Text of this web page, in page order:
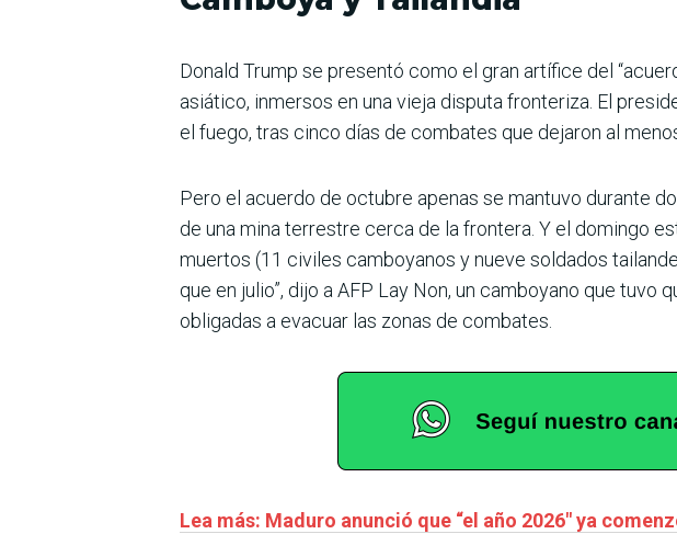
Donald Trump se presentó como el gran artífice del
asiático, inmersos en una vieja disputa fronteriza. El
el fuego, tras cinco días de combates que dejaron al
Pero el acuerdo de octubre apenas se mantuvo durante
de una mina terrestre cerca de la frontera. Y el domingo
muertos (11 civiles camboyanos y nueve soldados
que en julio”, dijo a AFP Lay Non, un camboyano que
obligadas a evacuar las zonas de combates.
Lea más: Maduro anunció que “el año 2026″ ya